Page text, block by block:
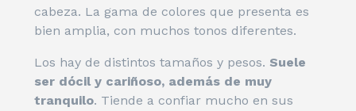
cabeza. La gama de colores que presenta es
bien amplia, con muchos tonos diferentes.
Los hay de distintos tamaños y pesos. Suele
ser dócil y cariñoso, además de muy
tranquilo. Tiende a confiar mucho en sus